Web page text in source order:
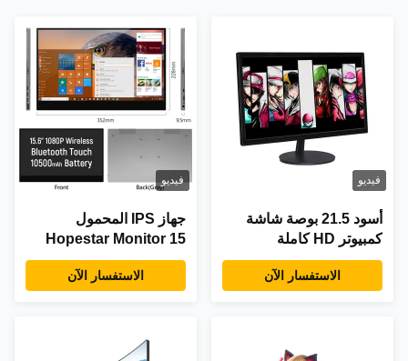
فيديو
أسود 21.5 بوصة شاشة
كمبيوتر HD كاملة
1920x1080 HDMI DVI
VGA LCDالاستفسار الآن
فيديو
جهاز IPS المحمول
Hopestar Monitor 15
بوصة USB Type C
مدخلات HDMI لـ PS4
الاستفسار الآن